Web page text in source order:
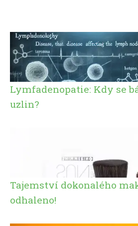
Lymfadenopatie: Kdy se
uzlin?
Tajemství dokonalého
odhaleno!